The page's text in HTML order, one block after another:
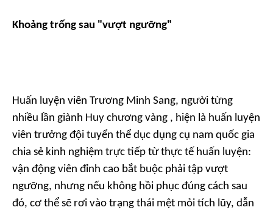
Khoảng trống sau "vượt ngưỡng"
Huấn luyện viên Trương Minh Sang, người từng
nhiều lần giành Huy chương vàng , hiện là huấn luyện
viên trưởng đội tuyển thể dục dụng cụ nam quốc gia
chia sẻ kinh nghiệm trực tiếp từ thực tế huấn luyện:
vận động viên đỉnh cao bắt buộc phải tập vượt
ngưỡng, nhưng nếu không hồi phục đúng cách sau
đó, cơ thể sẽ rơi vào trạng thái mệt mỏi tích lũy, dẫn